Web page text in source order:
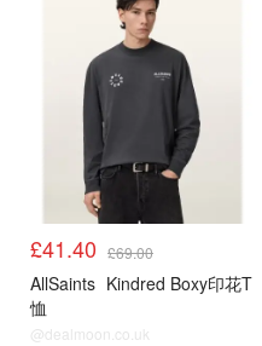
£41.40 £69.00
AllSaints Kindred Boxy印花T
恤
@dealmoon.co.uk